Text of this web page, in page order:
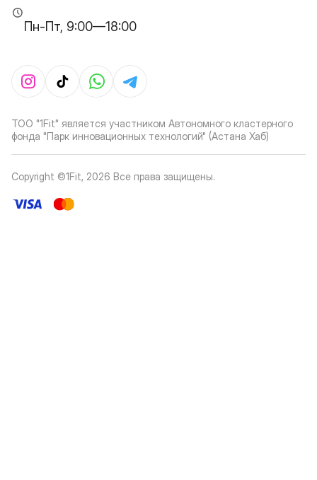
Пн-Пт, 9:00—18:00
ТОО "1Fit" является участником Автономного кластерного
фонда "Парк инновационных технологий" (Астана Хаб)
Copyright ©1Fit, 2026 Все права защищены.